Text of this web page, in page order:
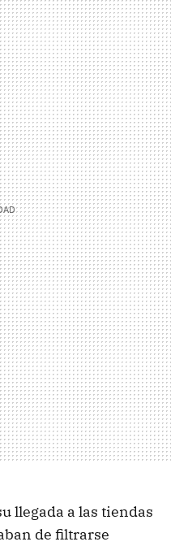
llegada a las tiendas
de filtrarse